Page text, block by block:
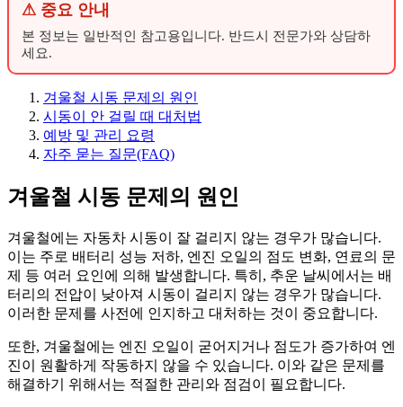
⚠ 중요 안내
본 정보는 일반적인 참고용입니다. 반드시 전문가와 상담하
세요.
겨울철 시동 문제의 원인
시동이 안 걸릴 때 대처법
예방 및 관리 요령
자주 묻는 질문(FAQ)
겨울철 시동 문제의 원인
겨울철에는 자동차 시동이 잘 걸리지 않는 경우가 많습니다.
이는 주로 배터리 성능 저하, 엔진 오일의 점도 변화, 연료의 문
제 등 여러 요인에 의해 발생합니다. 특히, 추운 날씨에서는 배
터리의 전압이 낮아져 시동이 걸리지 않는 경우가 많습니다.
이러한 문제를 사전에 인지하고 대처하는 것이 중요합니다.
또한, 겨울철에는 엔진 오일이 굳어지거나 점도가 증가하여 엔
진이 원활하게 작동하지 않을 수 있습니다. 이와 같은 문제를
해결하기 위해서는 적절한 관리와 점검이 필요합니다.